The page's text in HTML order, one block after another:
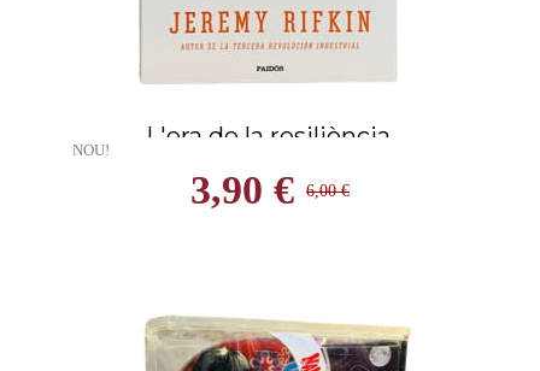
NOU! L'era de la resiliència.
6,00 €
3,90 €